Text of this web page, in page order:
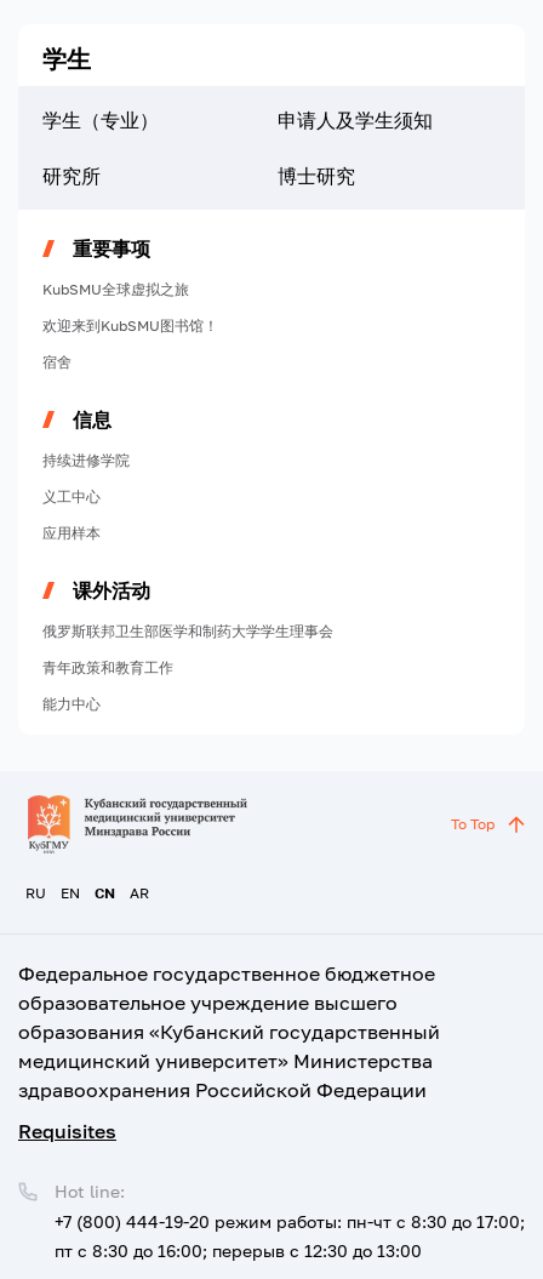
学生
学生（专业） 申请人及学生须知
研究所 博士研究
重要事项
KubSMU全球虚拟之旅
欢迎来到KubSMU图书馆！
宿舍
信息
持续进修学院
义工中心
应用样本
课外活动
俄罗斯联邦卫生部医学和制药大学学生理事会
青年政策和教育工作
能力中心
RU EN CN AR
To Top
Федеральное государственное бюджетное
образовательное учреждение высшего
образования «Кубанский государственный
медицинский университет» Министерства
здравоохранения Российской Федерации
Requisites
Hot line:
+7 (800) 444-19-20 режим работы: пн-чт с 8:30 до 17:00;
пт с 8:30 до 16:00; перерыв с 12:30 до 13:00